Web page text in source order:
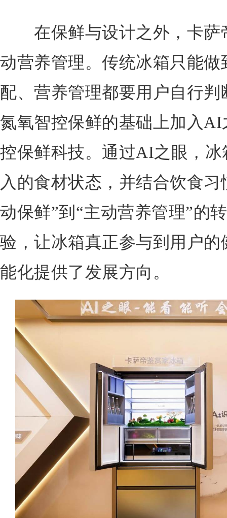
在保鲜与设计之外，卡萨
动营养管理。传统冰箱只能做
配、营养管理都要用户自行
氮氧智控保鲜的基础上加入
控保鲜科技。通过AI之眼，
入的食材状态，并结合饮食
动保鲜”到“主动营养管理”的
验，让冰箱真正参与到用户
能化提供了发展方向。